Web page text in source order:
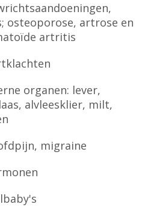
osteoporose, artrose en
artritis
organen: lever,
alvleesklier, milt,
migraine